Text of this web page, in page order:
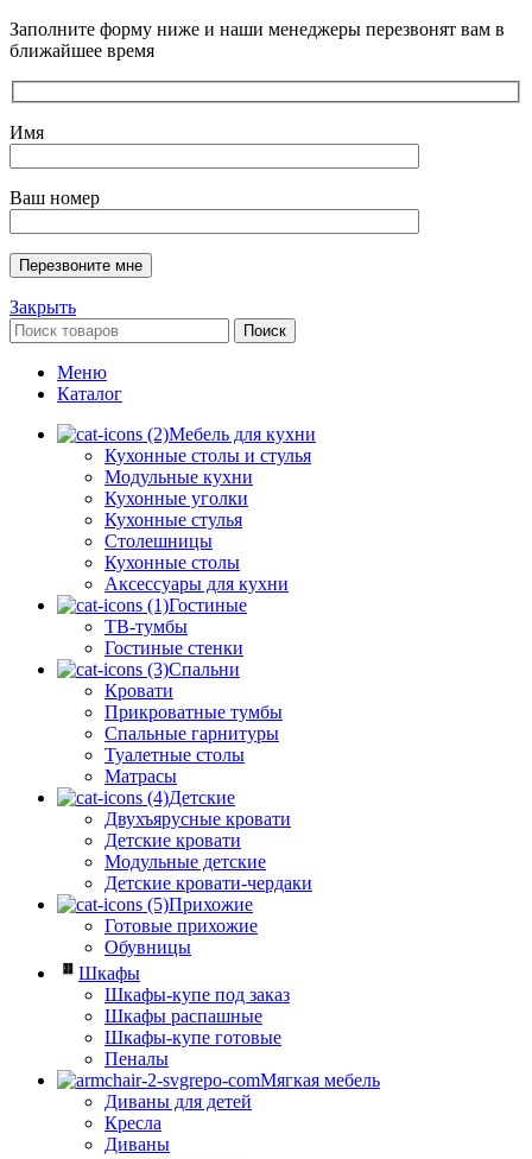
Заполните форму ниже и наши менеджеры перезвонят вам в
ближайшее время
Имя
Ваш номер
Закрыть
Поиск
Меню
Каталог
Мебель для кухни
Кухонные столы и стулья
Модульные кухни
Кухонные уголки
Кухонные стулья
Столешницы
Кухонные столы
Аксессуары для кухни
Гостиные
ТВ-тумбы
Гостиные стенки
Спальни
Кровати
Прикроватные тумбы
Спальные гарнитуры
Туалетные столы
Матрасы
Детские
Двухъярусные кровати
Детские кровати
Модульные детские
Детские кровати-чердаки
Прихожие
Готовые прихожие
Обувницы
Шкафы
Шкафы-купе под заказ
Шкафы распашные
Шкафы-купе готовые
Пеналы
Мягкая мебель
Диваны для детей
Кресла
Диваны